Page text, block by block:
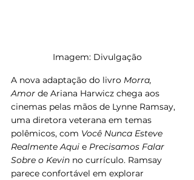
Imagem: Divulgação
A nova adaptação do livro Morra,
Amor de Ariana Harwicz chega aos
cinemas pelas mãos de Lynne Ramsay,
uma diretora veterana em temas
polêmicos, com Você Nunca Esteve
Realmente Aqui e Precisamos Falar
Sobre o Kevin no currículo. Ramsay
parece confortável em explorar